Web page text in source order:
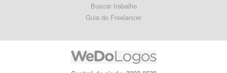
Buscar trabalho
Guia do Freelancer